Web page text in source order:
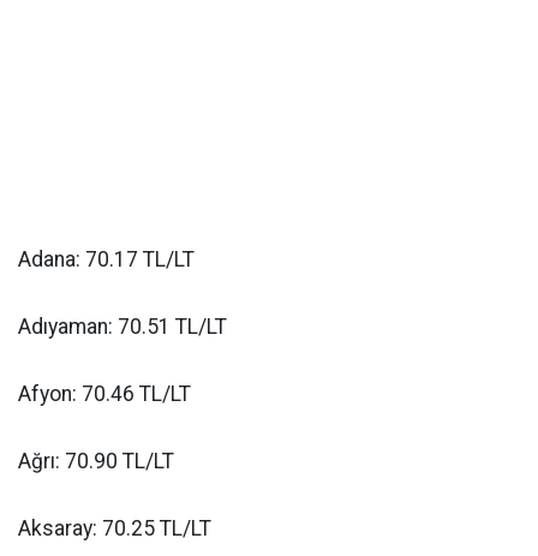
Adana: 70.17 TL/LT
Adıyaman: 70.51 TL/LT
Afyon: 70.46 TL/LT
Ağrı: 70.90 TL/LT
Aksaray: 70.25 TL/LT